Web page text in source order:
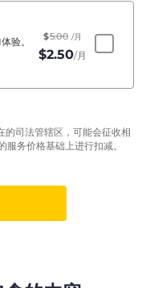
验。
$5.00 /月
$2.50/月
的司法管辖区，可能会征收相
服务价格基础上进行扣减。